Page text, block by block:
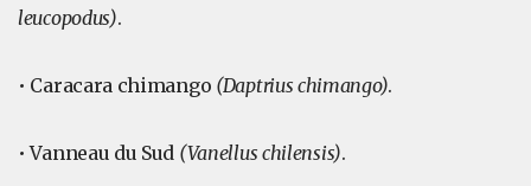
leucopodus).
• Caracara chimango (Daptrius chimango).
• Vanneau du Sud (Vanellus chilensis).